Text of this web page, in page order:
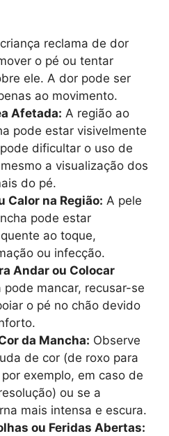
reclama de dor
o pé ou tentar
ele. A dor pode ser
ao movimento.
Afetada: A região ao
pode estar visivelmente
dificultar o uso de
a visualização dos
do pé.
Calor na Região: A pele
pode estar
ao toque,
ou infecção.
Andar ou Colocar
pode mancar, recusar-se
o pé no chão devido
da Mancha: Observe
de cor (de roxo para
exemplo, em caso de
ou se a
mais intensa e escura.
ou Feridas Abertas: